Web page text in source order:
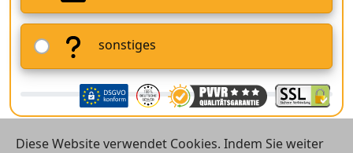
sonstiges
Diese Website verwendet Cookies. Indem Sie weiter